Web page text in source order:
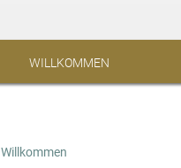
WILLKOMMEN
Willkommen